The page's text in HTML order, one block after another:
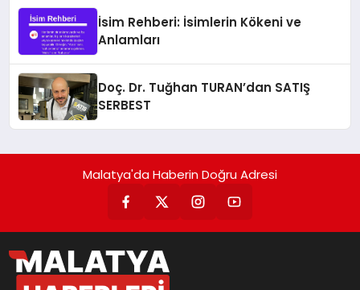
İsim Rehberi: İsimlerin Kökeni ve
Anlamları
Doç. Dr. Tuğhan TURAN’dan SATIŞ
SERBEST
Malatya'da Haberin Doğru Adresi